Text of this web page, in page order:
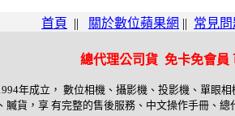
首頁 || 關於數位蘋果網 || 常見
總代理公司貨 免卡免會
年成立， 數位相機、攝影機、投影機、單眼
贓貨，享 有完整的售後服務、中文操作手冊、